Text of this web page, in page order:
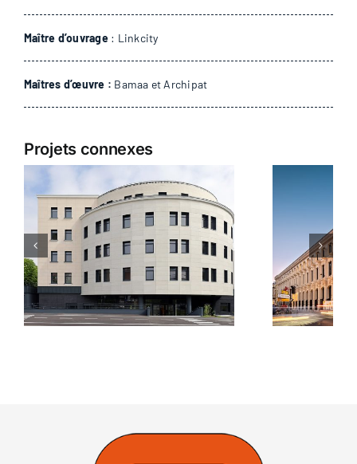
Maître d’ouvrage: Linkcity
Maîtres d’œuvre : Bamaa et Archipat
Projets connexes
La Poste du Louvre